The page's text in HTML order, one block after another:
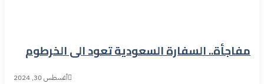
مفاجأة.. السفارة السعودية تعود الى الخرطوم
أغسطس 30, 2024